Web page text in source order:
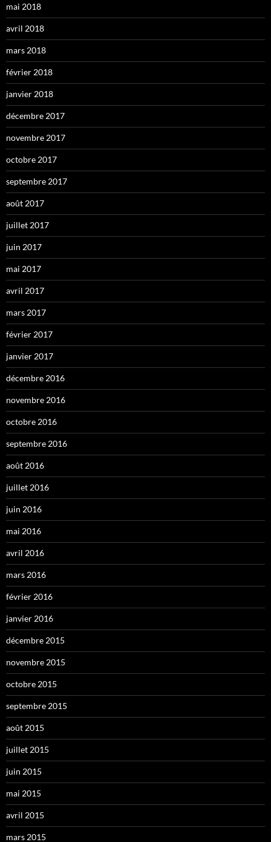
mai 2018
avril 2018
mars 2018
février 2018
janvier 2018
décembre 2017
novembre 2017
octobre 2017
septembre 2017
août 2017
juillet 2017
juin 2017
mai 2017
avril 2017
mars 2017
février 2017
janvier 2017
décembre 2016
novembre 2016
octobre 2016
septembre 2016
août 2016
juillet 2016
juin 2016
mai 2016
avril 2016
mars 2016
février 2016
janvier 2016
décembre 2015
novembre 2015
octobre 2015
septembre 2015
août 2015
juillet 2015
juin 2015
mai 2015
avril 2015
mars 2015